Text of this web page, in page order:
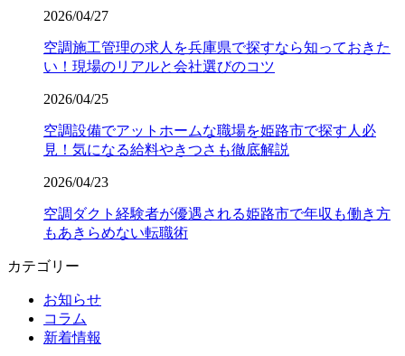
2026/04/27
空調施工管理の求人を兵庫県で探すなら知っておきた
い！現場のリアルと会社選びのコツ
2026/04/25
空調設備でアットホームな職場を姫路市で探す人必
見！気になる給料やきつさも徹底解説
2026/04/23
空調ダクト経験者が優遇される姫路市で年収も働き方
もあきらめない転職術
カテゴリー
お知らせ
コラム
新着情報